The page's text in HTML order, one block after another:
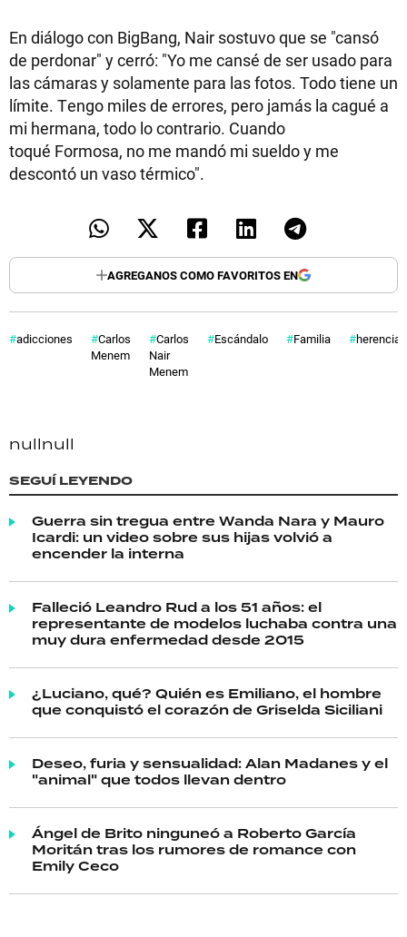
En diálogo con BigBang, Nair sostuvo que se "cansó
de perdonar" y cerró: "Yo me cansé de ser usado para
las cámaras y solamente para las fotos. Todo tiene un
límite. Tengo miles de errores, pero jamás la cagué a
mi hermana, todo lo contrario. Cuando
toqué Formosa, no me mandó mi sueldo y me
descontó un vaso térmico".
AGREGANOS COMO FAVORITOS EN
adicciones
Carlos
Menem
Carlos
Nair
Menem
Escándalo Familia herencia
nullnull
SEGUÍ LEYENDO
Guerra sin tregua entre Wanda Nara y Mauro
Icardi: un video sobre sus hijas volvió a
encender la interna
Falleció Leandro Rud a los 51 años: el
representante de modelos luchaba contra una
muy dura enfermedad desde 2015
¿Luciano, qué? Quién es Emiliano, el hombre
que conquistó el corazón de Griselda Siciliani
Deseo, furia y sensualidad: Alan Madanes y el
"animal" que todos llevan dentro
Ángel de Brito ninguneó a Roberto García
Moritán tras los rumores de romance con
Emily Ceco